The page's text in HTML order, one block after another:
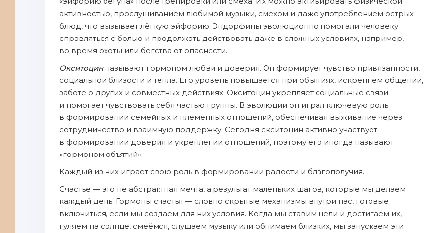
активностью, прослушиванием любимой музыки, смехом и даже употреблением острых
блюд, что вызывает лёгкую эйфорию. Эндорфины эволюционно помогали человеку
справляться с болью и продолжать действовать даже в сложных условиях, например,
во время охоты или бегства от опасности.
Окситоцин называют гормоном любви и доверия. Он формирует чувство привязанности,
социальной близости и тепла. Его уровень повышается при объятиях, искреннем общении,
заботе о других и совместных действиях. Окситоцин укрепляет социальные связи
и помогает чувствовать себя частью группы. В эволюции он играл ключевую роль
в формировании семейных и племенных отношений, обеспечивая выживание через
сотрудничество и взаимную поддержку. Сегодня окситоцин активно участвует
в формировании доверия и укреплении отношений, поэтому его иногда называют
«гормоном объятий».
Каждый из них играет свою роль в формировании радости и благополучия.
Счастье — это не абстрактная мечта, а результат маленьких шагов, которые мы делаем
каждый день. Гормоны счастья — словно скрытые механизмы внутри нас, готовые
включиться, если мы создаём для них условия. Когда мы ставим цели и достигаем их,
гуляем на солнце, смеёмся, слушаем музыку или обнимаем близких, мы запускаем эти